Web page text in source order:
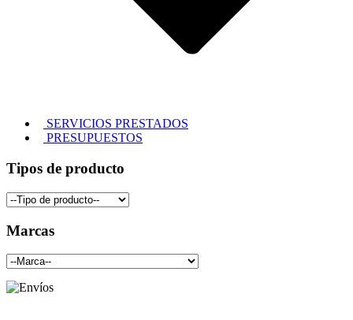
SERVICIOS PRESTADOS
PRESUPUESTOS
Tipos de producto
Marcas